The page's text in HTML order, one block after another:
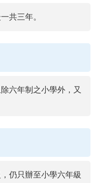
共三年。
六年制之小學外，又
仍只辦至小學六年級